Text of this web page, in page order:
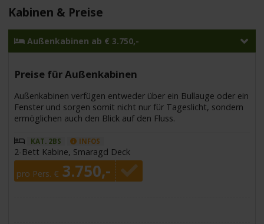
Kabinen & Preise
Außenkabinen ab € 3.750,-
Preise für Außenkabinen
Außenkabinen verfügen entweder über ein Bullauge oder ein
Fenster und sorgen somit nicht nur für Tageslicht, sondern
ermöglichen auch den Blick auf den Fluss.
KAT. 2BS INFOS
2-Bett Kabine, Smaragd Deck
pro Pers. € 3.750,-